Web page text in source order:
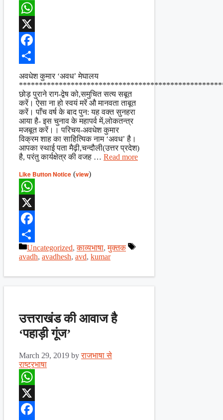
WhatsApp
X
Facebook
Share
अवधेश कुमार ‘अवध’ मेघालय
छोड़ पुराने राग-द्वेष को,समुचित सत्य सबूत
करें। ऐसा ना हो स्वयं मरें औ मानवता ताबूत
करें। पाँच वर्ष के बाद पुन: यह वक्त सुनहरा
आया है- इस चुनाव के महापर्व में,लोकतन्त्र
मजबूत करें।। परिचय-अवधेश कुमार
विक्रम शाह का साहित्यिक नाम ‘अवध’ है।
आपका स्थाई पता मैढ़ी,चन्दौली(उत्तर प्रदेश)
है, परंतु कार्यक्षेत्र की वजह … Read more
Like Button Notice (view)
WhatsApp
X
Facebook
Share
Categories
Uncategorized,काव्यभाषा,मुक्तक
Tags
avadh, avadhesh, avd, kumar
उत्तराखंड की आवाज है
‘पहाड़ी गूंज’
March 29, 2019 byराजभाषा से
राष्ट्रभाषा
WhatsApp
X